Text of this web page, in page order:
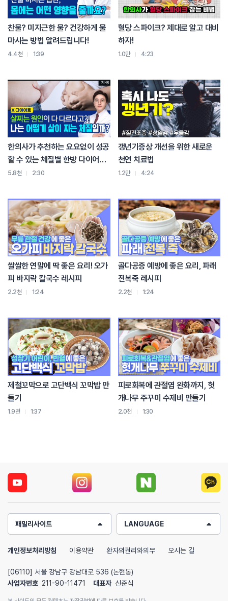
찬물? 미지근한 물? 건강하게 물
마시는 방법 알려드립니다!
4.4천 1:39
혈당 스파이크? 제대로 알고 대비
하자!
1.0만 4:23
한의사가 추천하는 요요없이 성공
할 수 있는 체질별 한방 다이어트
방법!
5.8천 2:30
갱년기증상 개선을 위한 새로운
천연 치료법
1.2만 4:24
쌀쌀한 연말에 딱 좋은 요리! 오가
피 바지락 칼국수 레시피
2.2천 1:24
골다공증 예방에 좋은 요리, 파래
전복죽 레시피
2.2천 1:24
제철꼬막으로 고단백식 꼬막밥 만
들기
1.9천 1:37
피로회복에 관절염 완화까지, 헛
개나무 주꾸미 수제비 만들기
2.0천 1:30
패밀리사이트 LANGUAGE
개인정보처리방침 이용약관 환자의권리와의무 오시는 길
[06110] 서울 강남구 강남대로 536 (논현동)
사업자번호 211-90-11471 대표자 신준식